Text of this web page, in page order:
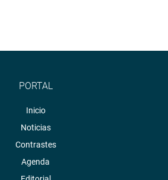
PORTAL
Inicio
Noticias
Contrastes
Agenda